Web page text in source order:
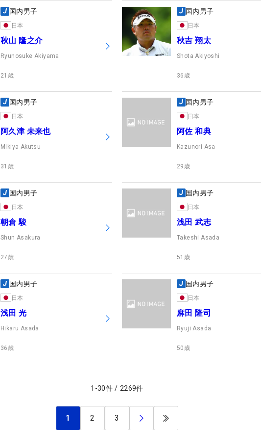
国内男子
日本
秋山 隆之介
Ryunosuke Akiyama
21 歳
国内男子
日本
秋吉 翔太
Shota Akiyoshi
36 歳
国内男子
日本
阿久津 未来也
Mikiya Akutsu
31 歳
国内男子
日本
阿佐 和典
Kazunori Asa
29 歳
国内男子
日本
朝倉 駿
Shun Asakura
27 歳
国内男子
日本
浅田 武志
Takeshi Asada
51 歳
国内男子
日本
浅田 光
Hikaru Asada
36 歳
国内男子
日本
麻田 隆司
Ryuji Asada
50 歳
1 -30件 / 2269件
1 2 3